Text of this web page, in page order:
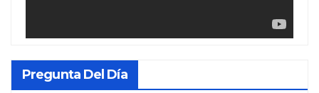
Pregunta Del Día